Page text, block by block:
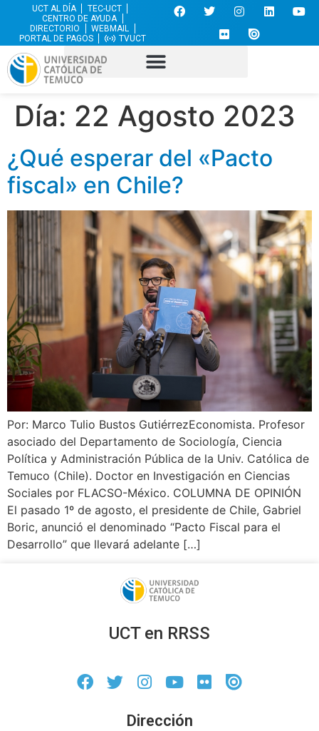
UCT AL DÍA
TEC-UCT
CENTRO DE AYUDA
DIRECTORIO
WEBMAIL
PORTAL DE PAGOS
TVUCT
Día: 22 Agosto 2023
¿Qué esperar del «Pacto
fiscal» en Chile?
Por: Marco Tulio Bustos GutiérrezEconomista. Profesor
asociado del Departamento de Sociología, Ciencia
Política y Administración Pública de la Univ. Católica de
Temuco (Chile). Doctor en Investigación en Ciencias
Sociales por FLACSO-México. COLUMNA DE OPINIÓN
El pasado 1º de agosto, el presidente de Chile, Gabriel
Boric, anunció el denominado “Pacto Fiscal para el
Desarrollo” que llevará adelante […]
UCT en RRSS
Dirección